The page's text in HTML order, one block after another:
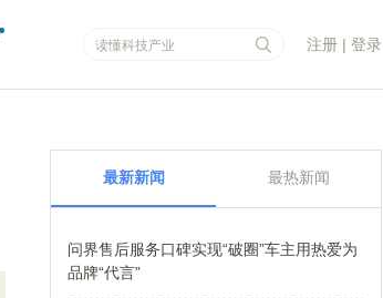
注册 | 登录
最新新闻 最热新闻
问界售后服务口碑实现“破圈”车主用热爱为
品牌“代言”